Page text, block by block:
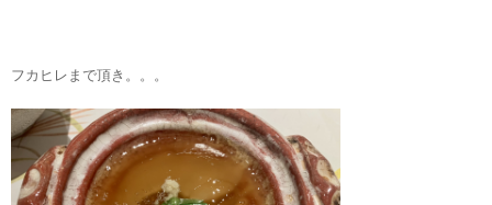
フカヒレまで頂き。。。